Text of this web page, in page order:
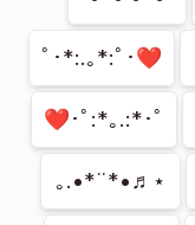
ﾟ･*:.｡*:ﾟ･❤
❤･ﾟ:*｡.:*･ﾟ
｡.•*¨*•♬⋆